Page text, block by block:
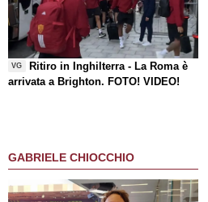
VG
Ritiro in Inghilterra - La Roma è
arrivata a Brighton. FOTO! VIDEO!
GABRIELE CHIOCCHIO